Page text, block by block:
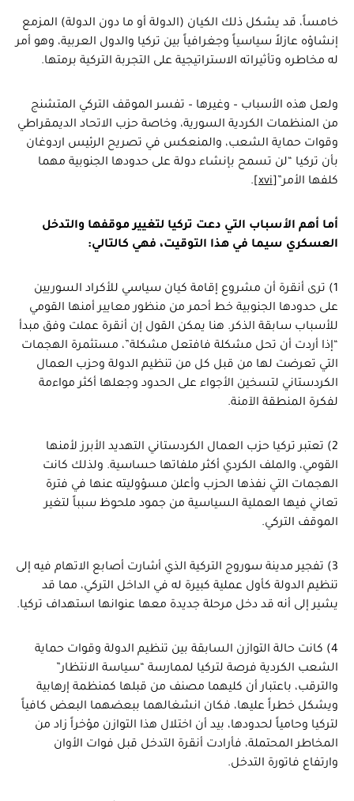
خامساً، قد يشكل ذلك الكيان (الدولة أو ما دون الدولة) المزمع
إنشاؤه عازلاً سياسياً وجغرافياً بين تركيا والدول العربية، وهو أمر
له مخاطره وتأثيراته الاستراتيجية على التجربة التركية برمتها.
ولعل هذه الأسباب – وغيرها – تفسر الموقف التركي المتشنج
من المنظمات الكردية السورية، وخاصة حزب الاتحاد الديمقراطي
وقوات حماية الشعب، والمنعكس في تصريح الرئيس اردوغان
بأن تركيا “لن تسمح بإنشاء دولة على حدودها الجنوبية مهما
كلفها الأمر”[xvi]
.
أما أهم الأسباب التي دعت تركيا لتغيير موقفها والتدخل
العسكري سيما في هذا التوقيت، فهي كالتالي:
1) ترى أنقرة أن مشروع إقامة كيان سياسي للأكراد السوريين
على حدودها الجنوبية خط أحمر من منظور معايير أمنها القومي
للأسباب سابقة الذكر. هنا يمكن القول إن أنقرة عملت وفق مبدأ
“إذا أردت أن تحل مشكلة فافتعل مشكلة”، مستثمرة الهجمات
التي تعرضت لها من قبل كل من تنظيم الدولة وحزب العمال
الكردستاني لتسخين الأجواء على الحدود وجعلها أكثر مواءمة
لفكرة المنطقة الآمنة.
2) تعتبر تركيا حزب العمال الكردستاني التهديد الأبرز لأمنها
القومي، والملف الكردي أكثر ملفاتها حساسية. ولذلك كانت
الهجمات التي نفذها الحزب وأعلن مسؤوليته عنها في فترة
تعاني فيها العملية السياسية من جمود ملحوظ سبباً لتغير
الموقف التركي.
3) تفجير مدينة سوروج التركية الذي أشارت أصابع الاتهام فيه إلى
تنظيم الدولة كأول عملية كبيرة له في الداخل التركي، مما قد
يشير إلى أنه قد دخل مرحلة جديدة معها عنوانها استهداف تركيا.
4) كانت حالة التوازن السابقة بين تنظيم الدولة وقوات حماية
الشعب الكردية فرصة لتركيا لممارسة “سياسة الانتظار”
والترقب، باعتبار أن كليهما مصنف من قبلها كمنظمة إرهابية
ويشكل خطراً عليها، فكان انشغالهما ببعضهما البعض كافياً
لتركيا وحامياً لحدودها، بيد أن اختلال هذا التوازن مؤخراً زاد من
المخاطر المحتملة، فأرادت أنقرة التدخل قبل فوات الأوان
وارتفاع فاتورة التدخل.